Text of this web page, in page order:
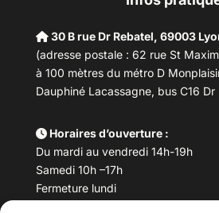
30 B rue Dr Rebatel, 69003
(adresse postale : 62 rue St
à 100 mètres du métro D
Dauphiné Lacassagne, bus C16 Dr
Horaires d’ouverture :
Du mardi au vendredi 14h-19h
Samedi 10h –17h
Fermeture lundi